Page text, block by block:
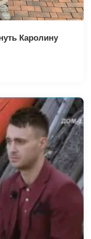
Каролину